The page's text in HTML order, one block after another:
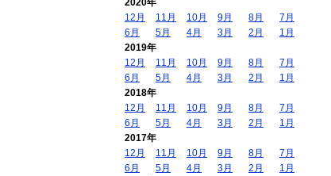
12月
11月 10月 9月 8月
7月
6月
5月 4月 3月 2月
1月
2019年
12月
11月 10月 9月 8月
7月
6月
5月 4月 3月 2月
1月
2018年
12月
11月 10月 9月 8月
7月
6月
5月 4月 3月 2月
1月
2017年
12月
11月 10月 9月 8月
7月
6月
5月 4月 3月 2月
1月